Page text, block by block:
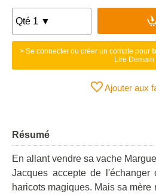
> Se connecter ou créer un compte pour
Lire Demain
Ajouter aux
Résumé
En allant vendre sa vache
Jacques accepte de l'échanger
haricots magiques. Mais sa mère